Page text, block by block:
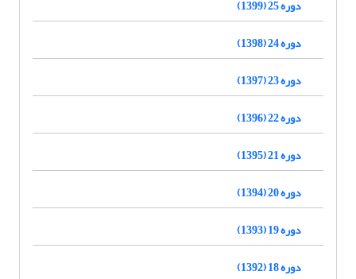
دوره 25 (1399)
دوره 24 (1398)
دوره 23 (1397)
دوره 22 (1396)
دوره 21 (1395)
دوره 20 (1394)
دوره 19 (1393)
دوره 18 (1392)